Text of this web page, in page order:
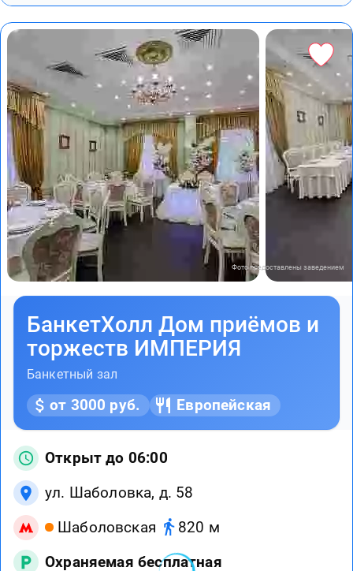
Фото предоставлены заведением
БанкетХолл Дом приёмов и
торжеств ИМПЕРИЯ
Банкетный зал
от 3000 руб. Европейская
Открыт до 06:00
ул. Шаболовка, д. 58
Шаболовская
820 м
Охраняемая бесплатная